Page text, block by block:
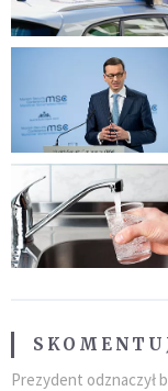
Prezydent odznaczył